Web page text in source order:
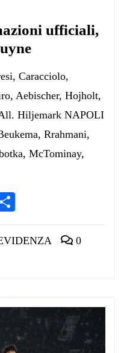
ufficiali,
Caracciolo,
Aebischer, Hojholt,
Hiljemark NAPOLI
Rrahmani,
McTominay,
LinkedIn
0